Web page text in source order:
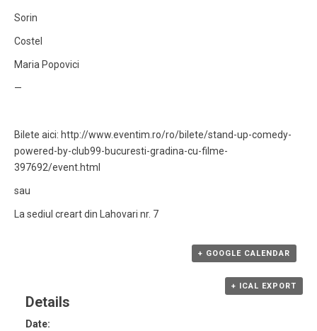
Sorin
Costel
Maria Popovici
—
Bilete aici: http://www.eventim.ro/ro/bilete/stand-up-comedy-
powered-by-club99-bucuresti-gradina-cu-filme-
397692/event.html
sau
La sediul creart din Lahovari nr. 7
+ GOOGLE CALENDAR
+ ICAL EXPORT
Details
Date: